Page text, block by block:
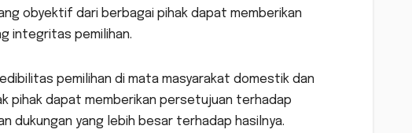
obyektif dari berbagai pihak dapat memberikan
integritas pemilihan.
pemilihan di mata masyarakat domestik dan
pihak dapat memberikan persetujuan terhadap
dukungan yang lebih besar terhadap hasilnya.